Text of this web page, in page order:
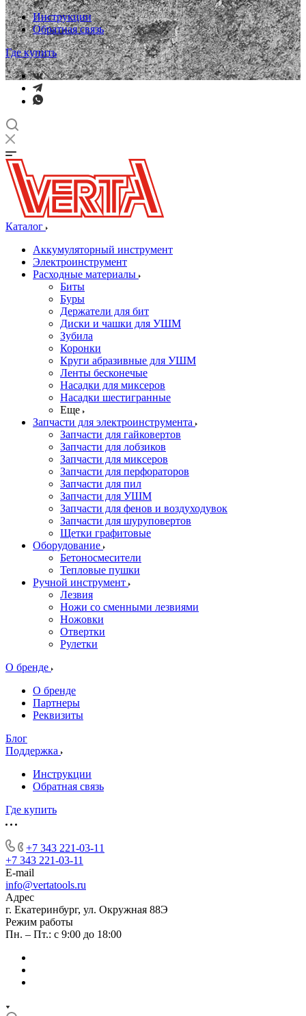
Инструкции
Обратная связь
Где купить
Каталог
Аккумуляторный инструмент
Электроинструмент
Расходные материалы
Биты
Буры
Держатели для бит
Диски и чашки для УШМ
Зубила
Коронки
Круги абразивные для УШМ
Ленты бесконечые
Насадки для миксеров
Насадки шестигранные
Еще
Запчасти для электроинструмента
Запчасти для гайковертов
Запчасти для лобзиков
Запчасти для миксеров
Запчасти для перфораторов
Запчасти для пил
Запчасти для УШМ
Запчасти для фенов и воздуходувок
Запчасти для шуруповертов
Щетки графитовые
Оборудование
Бетоносмесители
Тепловые пушки
Ручной инструмент
Лезвия
Ножи со сменными лезвиями
Ножовки
Отвертки
Рулетки
О бренде
О бренде
Партнеры
Реквизиты
Блог
Поддержка
Инструкции
Обратная связь
Где купить
+7 343 221-03-11
+7 343 221-03-11
E-mail
info@vertatools.ru
Адрес
г. Екатеринбург, ул. Окружная 88Э
Режим работы
Пн. – Пт.: с 9:00 до 18:00